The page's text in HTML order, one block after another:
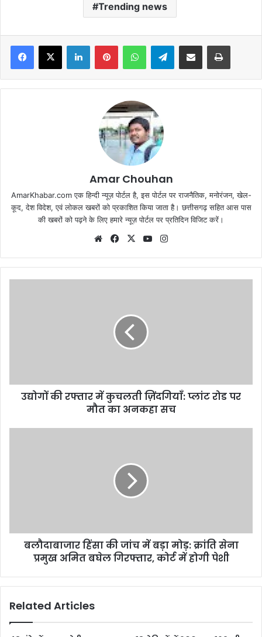
Trending news
Facebook
X LinkedInPinterestWhatsAppTelegramShare via Email Print
Amar Chouhan
AmarKhabar.com एक हिन्दी न्यूज़ पोर्टल है, इस पोर्टल पर राजनैतिक, मनोरंजन, खेल-
कूद, देश विदेश, एवं लोकल खबरों को प्रकाशित किया जाता है। छत्तीसगढ़ सहित आस पास
की खबरों को पढ़ने के लिए हमारे न्यूज़ पोर्टल पर प्रतिदिन विजिट करें।
WebsiteFacebook
X YouTube
उद्योगों की रफ्तार में कुचलती ज़िंदगियाँ: प्लांट रोड पर
मौत का अनकहा सच
बलौदाबाजार हिंसा की जांच में बड़ा मोड़: क्रांति सेना
प्रमुख अमित बघेल गिरफ्तार, कोर्ट में होगी पेशी
Related Articles